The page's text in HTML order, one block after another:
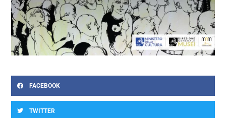
FACEBOOK
TWITTER